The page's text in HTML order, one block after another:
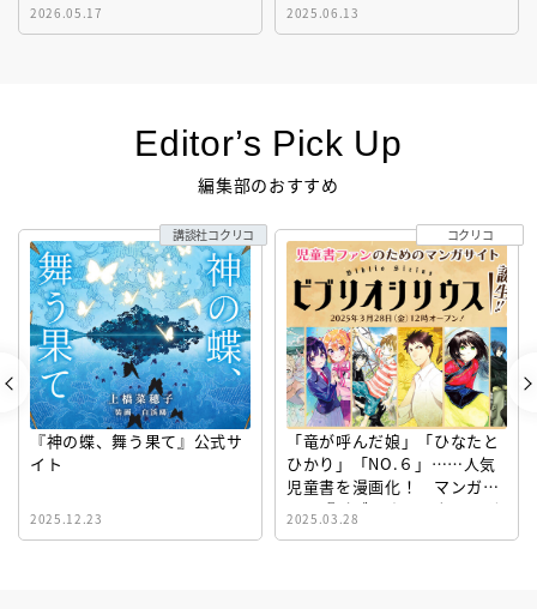
2026.05.17 2025.06.13
Editor’s Pick Up
編集部のおすすめ
『神の蝶、舞う果て』公式サ
イト
2025.12.23
講談社コクリコ
「竜が呼んだ娘」「ひなたと
ひかり」「NO.６」……人気
児童書を漫画化！ マンガサ
イト『ビブリオシリウス』誕
生！
2025.03.28
コクリコ